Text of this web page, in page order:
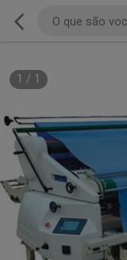
1 / 1